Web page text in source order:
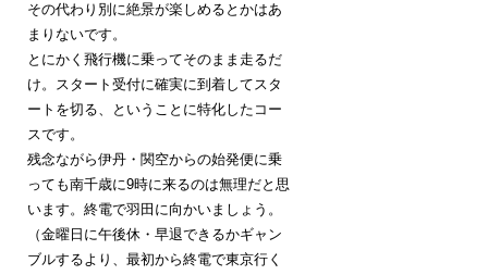
その代わり別に絶景が楽しめるとかはあ
まりないです。
とにかく飛行機に乗ってそのまま走るだ
け。スタート受付に確実に到着してスタ
ートを切る、ということに特化したコー
スです。
残念ながら伊丹・関空からの始発便に乗
っても南千歳に9時に来るのは無理だと思
います。終電で羽田に向かいましょう。
（金曜日に午後休・早退できるかギャン
ブルするより、最初から終電で東京行く